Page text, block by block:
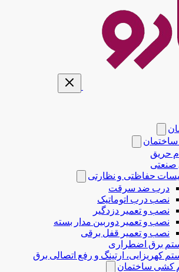
حریق
صنعتی
حفاظتی و نظارتی
درب ضد سرقت
نصب درب‌ اتوماتیک
نصب و تعمیر دزدگیر
نصب و تعمیر دوربین مدار بسته
نصب و تعمیر قفل برقی
برق اضطراری
کهریزایی، ارتینگ و رفع اتصالی برق
کشی ساختمان